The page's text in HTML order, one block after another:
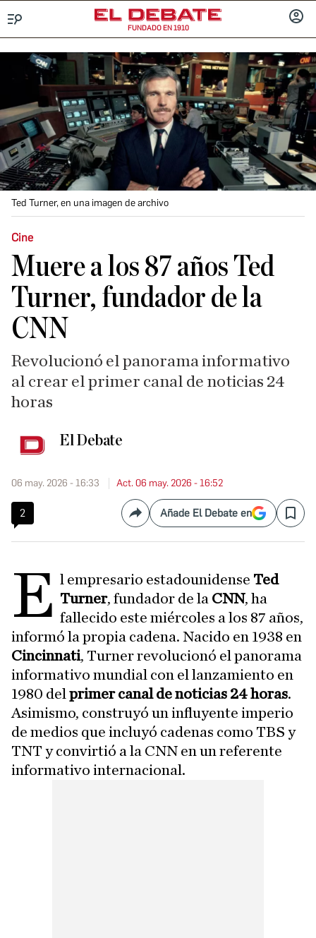
FUNDADO EN 1910
Ted Turner, en una imagen de archivo
Cine
Muere a los 87 años Ted
Turner, fundador de la
CNN
Revolucionó el panorama informativo
al crear el primer canal de noticias 24
horas
El Debate
06 may. 2026 - 16:33 Act. 06 may. 2026 - 16:52
2 CompartirAñade El Debate en Save
E l empresario estadounidense Ted
Turner, fundador de la CNN, ha
fallecido este miércoles a los 87 años,
informó la propia cadena. Nacido en 1938 en
Cincinnati, Turner revolucionó el panorama
informativo mundial con el lanzamiento en
1980 del primer canal de noticias 24 horas.
Asimismo, construyó un influyente imperio
de medios que incluyó cadenas como TBS y
TNT y convirtió a la CNN en un referente
informativo internacional.